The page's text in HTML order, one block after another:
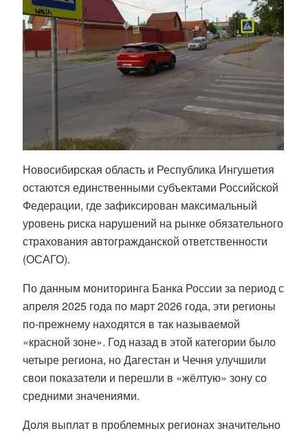
Новосибирская область и Республика Ингушетия
остаются единственными субъектами Российской
Федерации, где зафиксирован максимальный
уровень риска нарушений на рынке обязательного
страхования автогражданской ответственности
(ОСАГО).
По данным мониторинга Банка России за период с
апреля 2025 года по март 2026 года, эти регионы
по-прежнему находятся в так называемой
«красной зоне». Год назад в этой категории было
четыре региона, но Дагестан и Чечня улучшили
свои показатели и перешли в «жёлтую» зону со
средними значениями.
Доля выплат в проблемных регионах значительно